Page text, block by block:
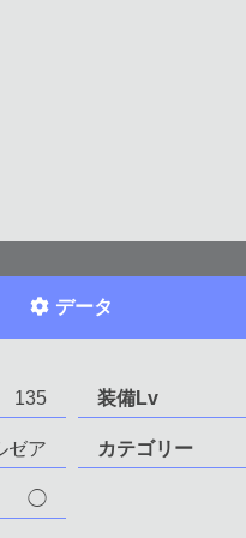
データ
135 装備Lv
ゼア カテゴリー
◯